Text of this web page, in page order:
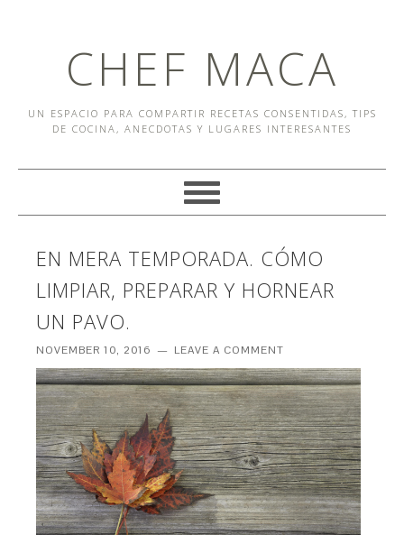
CHEF MACA
UN ESPACIO PARA COMPARTIR RECETAS CONSENTIDAS, TIPS
DE COCINA, ANECDOTAS Y LUGARES INTERESANTES
EN MERA TEMPORADA. CÓMO
LIMPIAR, PREPARAR Y HORNEAR
UN PAVO.
NOVEMBER 10, 2016 LEAVE A COMMENT